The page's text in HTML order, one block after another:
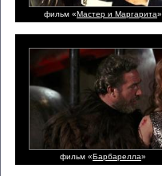
фильм «Мастер и Маргарита»
фильм «Барбарелла»